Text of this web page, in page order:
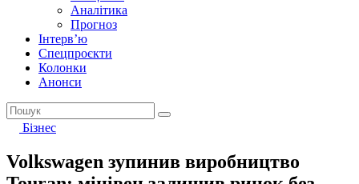
Аналітика
Прогноз
Інтерв’ю
Спецпроєкти
Колонки
Анонси
Бізнес
Volkswagen зупинив виробництво